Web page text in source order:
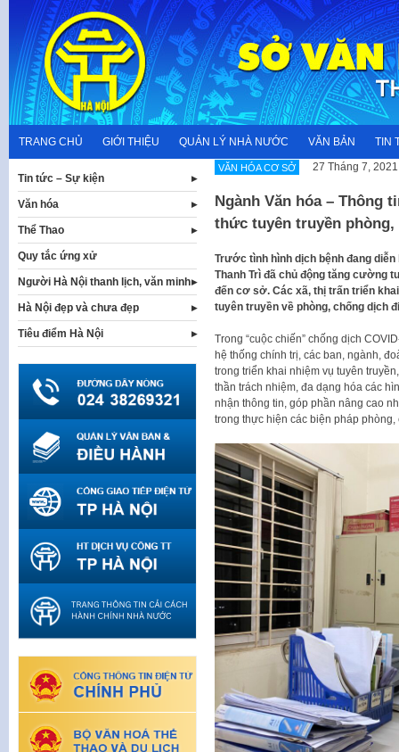
content
TRANG CHỦ GIỚI THIỆU QUẢN LÝ NHÀ NƯỚC VĂN BẢN TIN
VĂN HÓA CƠ SỞ 27 Tháng 7, 2021
Ngành Văn hóa – Thông
thức tuyên truyền phòng,
Trước tình hình dịch bệnh đang
Thanh Trì đã chủ động tăng cường
đến cơ sở. Các xã, thị trấn triển
tuyên truyền về phòng, chống dịch
Trong “cuộc chiến” chống dịch
hệ thống chính trị, các ban, ngành,
trong triển khai nhiệm vụ tuyên
thần trách nhiệm, đa dạng hóa các
nhận thông tin, góp phần nâng cao
trong thực hiện các biện pháp phòng,
Tin tức – Sự kiện
Văn hóa
Thể Thao
Quy tắc ứng xử
Người Hà Nội thanh lịch, văn minh
Hà Nội đẹp và chưa đẹp
Tiêu điểm Hà Nội